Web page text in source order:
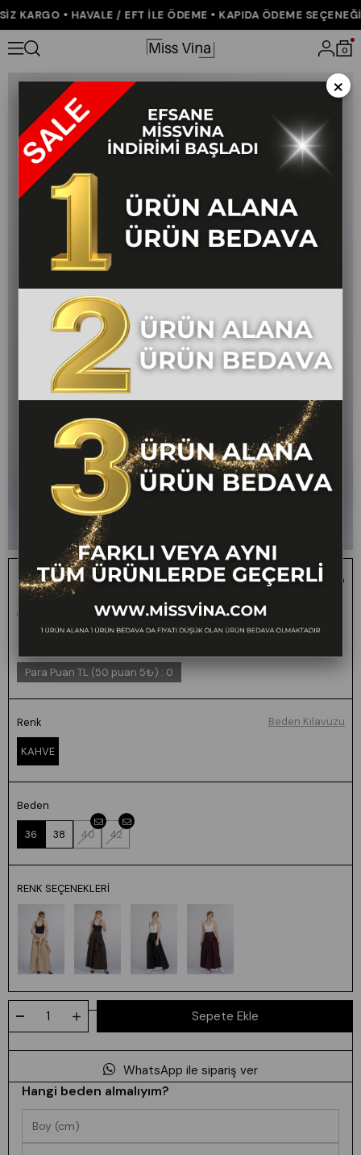
KARGO • HAVALE / EFT İLE ÖDEME • KAPIDA ÖDEME SEÇENEĞİ
0
Anasayfa ÇOK SATANLAR Alora Paraşüt Kumaş Bağlama
Alora Paraşüt Kumaş Bağlama Detaylı Etek
₺2.800,00 ₺1.399,00 50
1 ALANA 1 BEDAVA -
FARKLI VEYA AYNI
TÜM ÜRÜNLERDE
Para Puan TL (50 puan 5₺) : 0
Renk
KAHVE
Beden
36 38 40 42
Beden Kılavuzu
RENK SEÇENEKLERI
WhatsApp ile sipariş ver
Hangi beden almalıyım?
×